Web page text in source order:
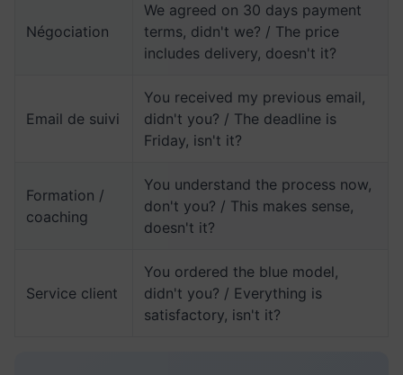
Négociation
We agreed on 30 days payment
terms, didn't we? / The price
includes delivery, doesn't it?
Email de suivi
You received my previous email,
didn't you? / The deadline is
Friday, isn't it?
Formation /
coaching
You understand the process now,
don't you? / This makes sense,
doesn't it?
Service client
You ordered the blue model,
didn't you? / Everything is
satisfactory, isn't it?